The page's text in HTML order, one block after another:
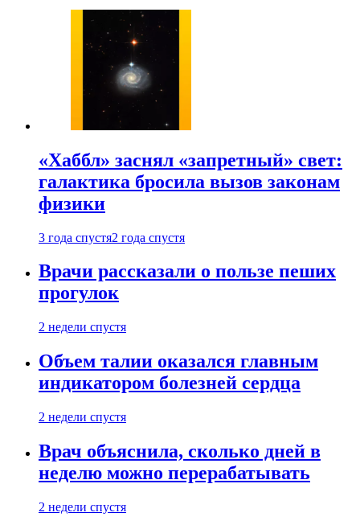
«Хаббл» заснял «запретный» свет:
галактика бросила вызов законам
физики
3 года спустя2 года спустя
Врачи рассказали о пользе пеших
прогулок
2 недели спустя
Объем талии оказался главным
индикатором болезней сердца
2 недели спустя
Врач объяснила, сколько дней в
неделю можно перерабатывать
2 недели спустя